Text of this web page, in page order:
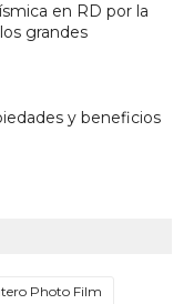
en RD por la
grandes
y beneficios
Photo Film